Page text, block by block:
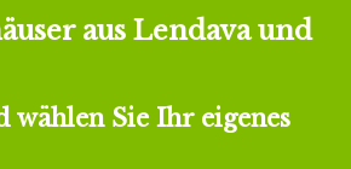
aus Lendava und
wählen Sie Ihr eigenes